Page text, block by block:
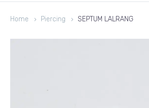
Home Piercing SEPTUM LALRANG